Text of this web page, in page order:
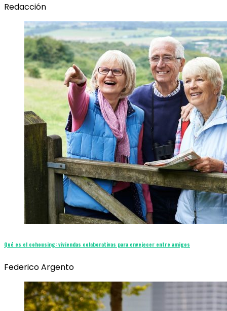
Redacción
Qué es el cohousing: viviendas colaborativas para envejecer entre amigos
Federico Argento